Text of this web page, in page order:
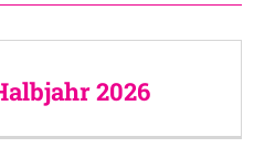
2026